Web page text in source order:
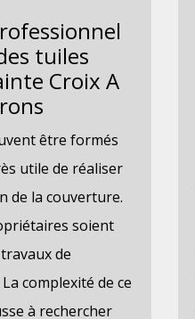
tuiles
Croix A
être formés
utile de réaliser
de la couverture.
soient
de
complexité de ce
à rechercher